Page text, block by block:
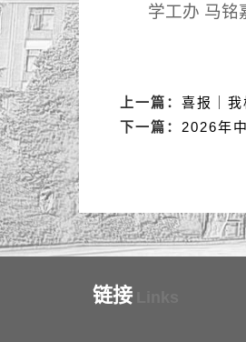
学工办 马铭
上一篇： 喜报｜
下一篇： 2026年
链接